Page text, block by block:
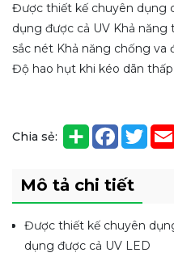
Được thiết kế chuyên dụng
dụng được cả UV Khả
sắc nét Khả năng chống va
Độ hao hụt khi kéo dãn
Chia sẻ:
Mô tả chi tiết
Được thiết kế chuyên
dụng được cả UV LED